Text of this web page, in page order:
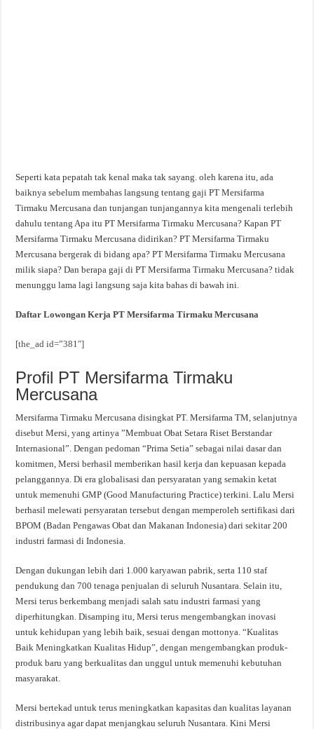
Seperti kata pepatah tak kenal maka tak sayang. oleh karena itu, ada
baiknya sebelum membahas langsung tentang gaji PT Mersifarma
Tirmaku Mercusana dan tunjangan tunjangannya kita mengenali terlebih
dahulu tentang Apa itu PT Mersifarma Tirmaku Mercusana? Kapan PT
Mersifarma Tirmaku Mercusana didirikan? PT Mersifarma Tirmaku
Mercusana bergerak di bidang apa? PT Mersifarma Tirmaku Mercusana
milik siapa? Dan berapa gaji di PT Mersifarma Tirmaku Mercusana? tidak
menunggu lama lagi langsung saja kita bahas di bawah ini.
Daftar Lowongan Kerja PT Mersifarma Tirmaku Mercusana
[the_ad id=”381″]
Profil PT Mersifarma Tirmaku
Mercusana
Mersifarma Tirmaku Mercusana disingkat PT. Mersifarma TM, selanjutnya
disebut Mersi, yang artinya ”Membuat Obat Setara Riset Berstandar
Internasional”. Dengan pedoman “Prima Setia” sebagai nilai dasar dan
komitmen, Mersi berhasil memberikan hasil kerja dan kepuasan kepada
pelanggannya. Di era globalisasi dan persyaratan yang semakin ketat
untuk memenuhi GMP (Good Manufacturing Practice) terkini. Lalu Mersi
berhasil melewati persyaratan tersebut dengan memperoleh sertifikasi dari
BPOM (Badan Pengawas Obat dan Makanan Indonesia) dari sekitar 200
industri farmasi di Indonesia.
Dengan dukungan lebih dari 1.000 karyawan pabrik, serta 110 staf
pendukung dan 700 tenaga penjualan di seluruh Nusantara. Selain itu,
Mersi terus berkembang menjadi salah satu industri farmasi yang
diperhitungkan. Disamping itu, Mersi terus mengembangkan inovasi
untuk kehidupan yang lebih baik, sesuai dengan mottonya. “Kualitas
Baik Meningkatkan Kualitas Hidup”, dengan mengembangkan produk-
produk baru yang berkualitas dan unggul untuk memenuhi kebutuhan
masyarakat.
Mersi bertekad untuk terus meningkatkan kapasitas dan kualitas layanan
distribusinya agar dapat menjangkau seluruh Nusantara. Kini Mersi